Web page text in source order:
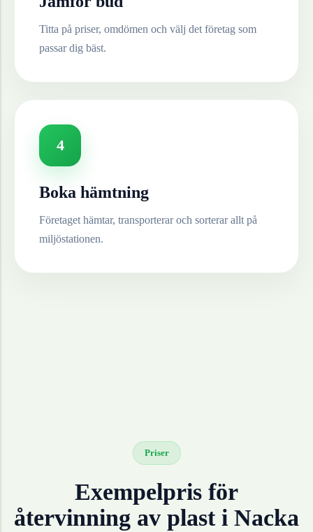
Titta på priser, omdömen och välj det företag som
passar dig bäst.
4
Boka hämtning
Företaget hämtar, transporterar och sorterar allt på
miljöstationen.
Priser
Exempelpris för
återvinning av plasti Nacka